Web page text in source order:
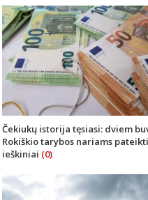
Čekiukų istorija tęsiasi: dviem
Rokiškio tarybos nariams pateikti
ieškiniai (0)